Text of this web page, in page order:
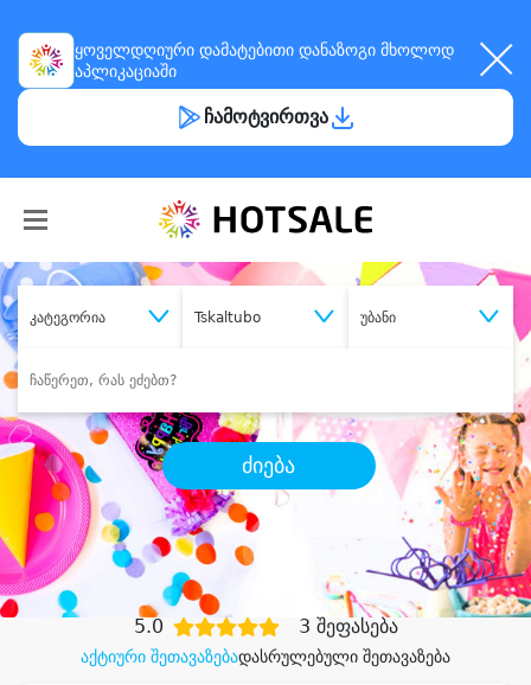
ყოველდღიური დამატებითი დანაზოგი მხოლოდ
აპლიკაციაში
ჩამოტვირთვა
კატეგორია Tskaltubo უბანი
ძიება
შეიძინესასურველი მომსახურება
დიდი დანაზოგით
აქტიური შეთავაზებადასრულებული შეთავაზება
5.0 3 შეფასება